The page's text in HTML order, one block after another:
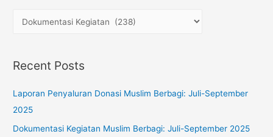
re
o
r
i
Recent Posts
Laporan Penyaluran Donasi Muslim Berbagi: Juli-September
2025
Dokumentasi Kegiatan Muslim Berbagi: Juli-September 2025